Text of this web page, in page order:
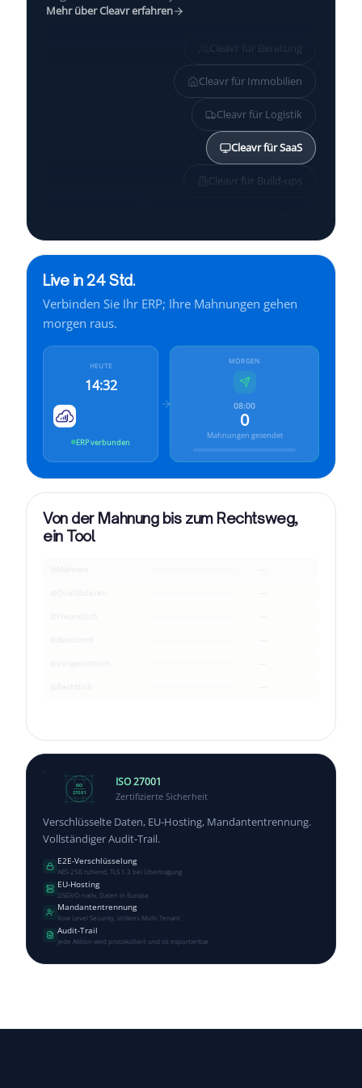
Mehr über Cleavr erfahren
Cleavr für Beratung
Cleavr für Immobilien
Cleavr für Logistik
Cleavr fürSaaS
Cleavr für Build-ups
Cleavr für Finanzen
Cleavr fürIndustrie
Live in 24 Std.
Verbinden Sie Ihr ERP; Ihre Mahnungen gehen
morgen raus.
HEUTE
14:32
ERP verbunden
MORGEN
08:00
0
Mahnungen gesendet
Von der Mahnung bis zum Rechtsweg,
ein Tool
ISO
27001
ISO 27001
Zertifizierte Sicherheit
Verschlüsselte Daten, EU-Hosting, Mandantentrennung.
Vollständiger Audit-Trail.
E2E-Verschlüsselung
AES-256 ruhend, TLS 1.3 bei Übertragung
EU-Hosting
DSGVO-nativ, Daten in Europa
Mandantentrennung
Row Level Security, striktes Multi-Tenant
Audit-Trail
Jede Aktion wird protokolliert und ist exportierbar